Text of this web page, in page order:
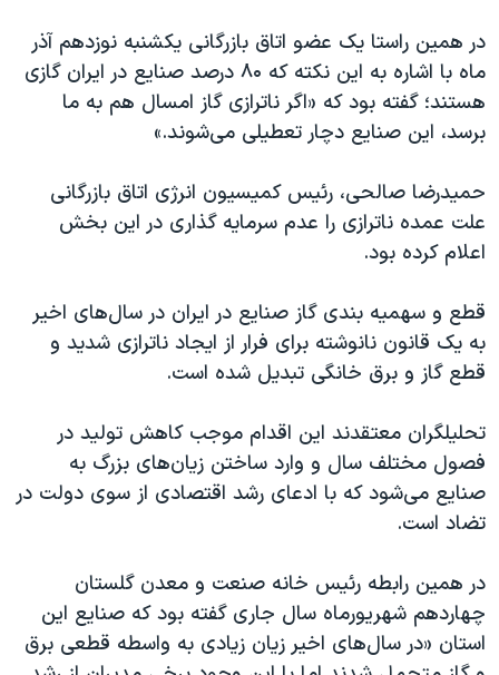
در همین راستا یک عضو اتاق بازرگانی یکشنبه نوزدهم آذر
ماه با اشاره به این نکته که ۸۰ درصد صنایع در ایران گازی
هستند؛ گفته بود که «اگر ناترازی گاز امسال هم به ما
برسد، این صنایع دچار تعطیلی می‌شوند.»
حمیدرضا صالحی، رئیس کمیسیون انرژی اتاق بازرگانی
علت عمده ناترازی را عدم سرمایه گذاری در این بخش
اعلام کرده بود.
قطع و سهمیه بندی گاز صنایع در ایران در سال‌های اخیر
به یک قانون نانوشته برای فرار از ایجاد ناترازی شدید و
قطع گاز و برق خانگی تبدیل شده است.
تحلیلگران معتقدند این اقدام موجب کاهش تولید در
فصول مختلف سال و وارد ساختن زیان‌های بزرگ به
صنایع می‌شود که با ادعای رشد اقتصادی از سوی دولت در
تضاد است.
در همین رابطه رئیس خانه صنعت و معدن گلستان
چهاردهم شهریورماه سال جاری گفته بود که صنایع این
استان «در سال‌های اخیر زیان زیادی به واسطه قطعی برق